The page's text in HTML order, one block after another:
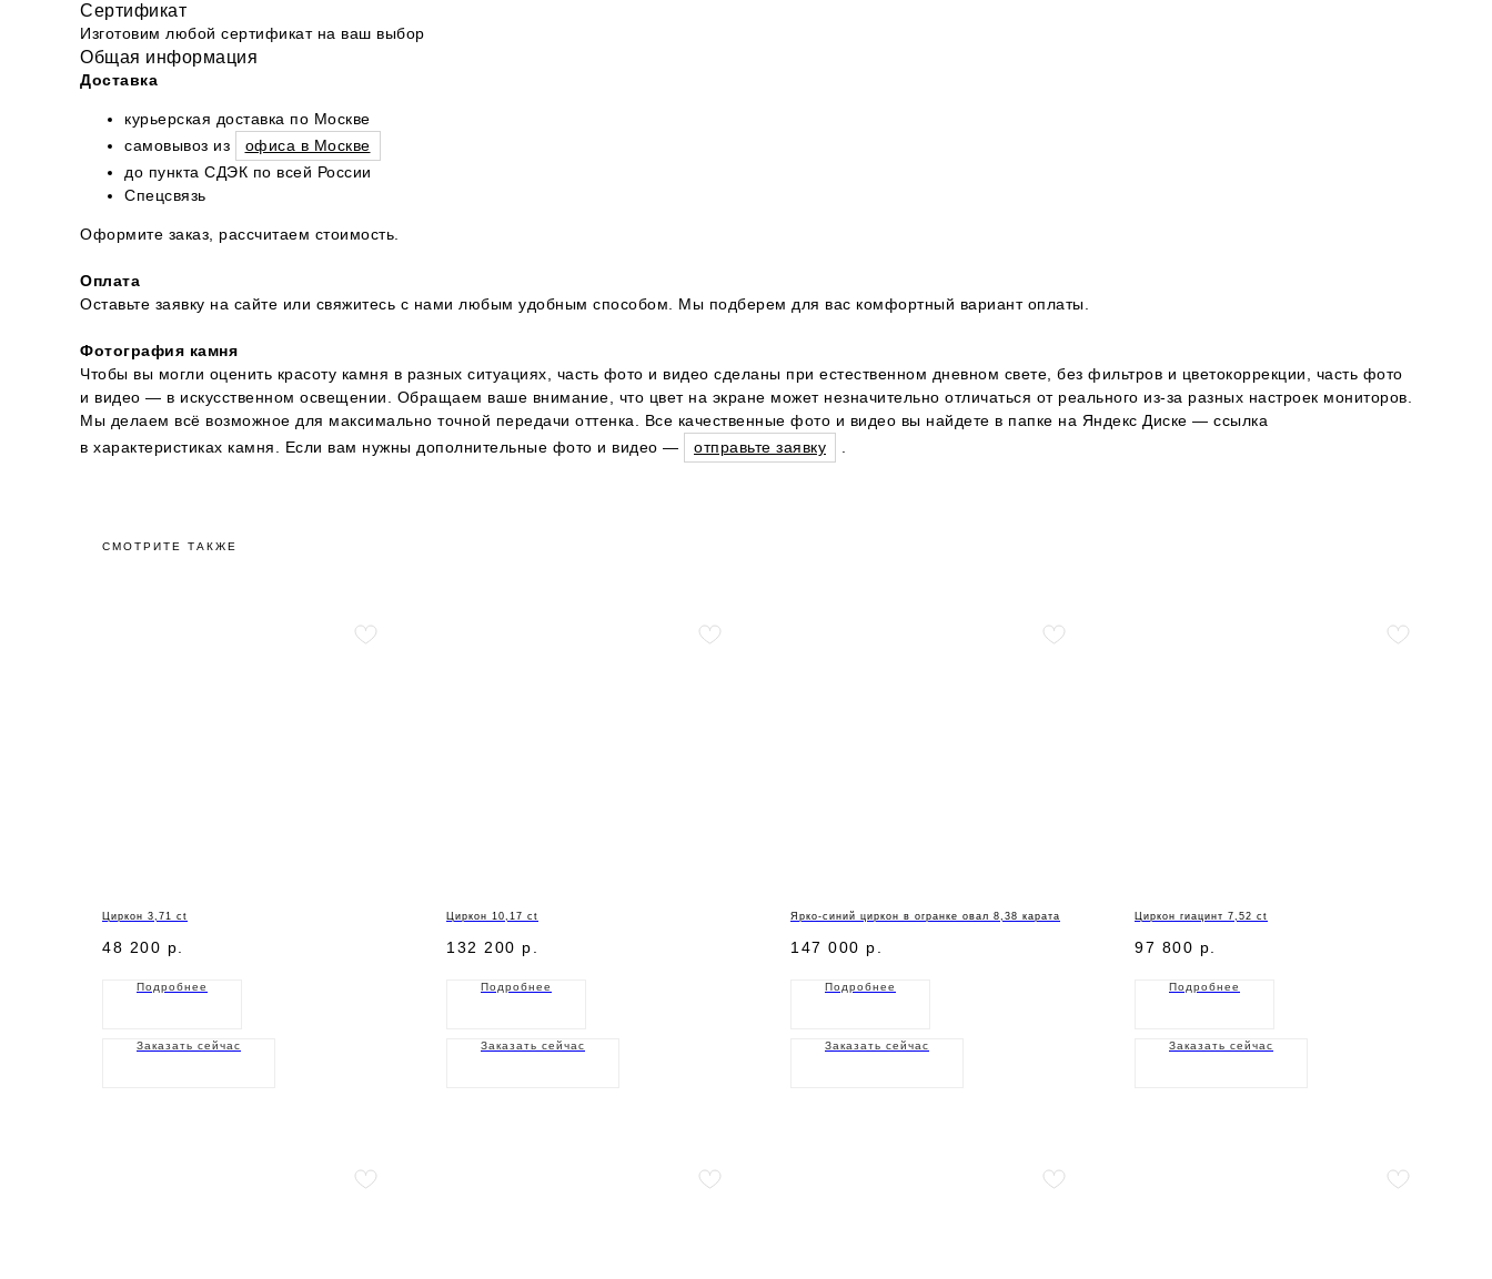
Сертификат
Изготовим любой сертификат на ваш выбор
Общая информация
Доставка
курьерская доставка по Москве
самовывоз из
офиса в Москве
до пункта СДЭК по всей России
Спецсвязь
Оформите заказ, рассчитаем стоимость.
Оплата
Оставьте заявку на сайте или свяжитесь с нами любым удобным способом. Мы подберем для вас комфортный вариант оплаты.
Фотография камня
Чтобы вы могли оценить красоту камня в разных ситуациях, часть фото и видео сделаны при естественном дневном свете, без фильтров и цветокоррекции, часть фото
и видео — в искусственном освещении. Обращаем ваше внимание, что цвет на экране может незначительно отличаться от реального из-за разных настроек мониторов.
Мы делаем всё возможное для максимально точной передачи оттенка. Все качественные фото и видео вы найдете в папке на Яндекс Диске — ссылка
в характеристиках камня. Если вам нужны дополнительные фото и видео —
отправьте заявку
СМОТРИТЕ ТАКЖЕ
Циркон 3,71 ct
48 200 р.
Подробнее
Заказать сейчас
Циркон 10,17 ct
132 200 р.
Подробнее
Заказать сейчас
Ярко-синий циркон в огранке овал 8,38 карата
147 000 р.
Подробнее
Заказать сейчас
Циркон гиацинт 7,52 ct
97 800 р.
Подробнее
Заказать сейчас